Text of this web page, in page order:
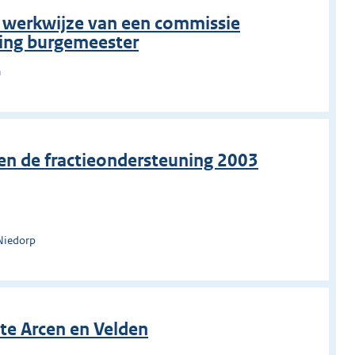
van een commissie
burgemeester
de fractieondersteuning 2003
Arcen en Velden